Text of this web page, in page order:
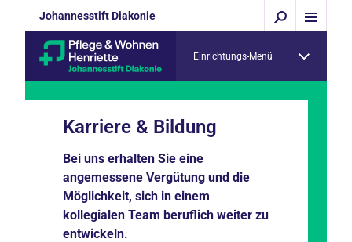
Johannesstift Diakonie
Einrichtungs-Menü
Karriere & Bildung
Bei uns erhalten Sie eine
angemessene Vergütung und die
Möglichkeit, sich in einem
kollegialen Team beruflich weiter zu
entwickeln.